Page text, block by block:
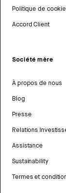
Politique de
Accord Client
Société mère
À propos de nous
Blog
Presse
Relations
Assistance
Sustainability
Termes et